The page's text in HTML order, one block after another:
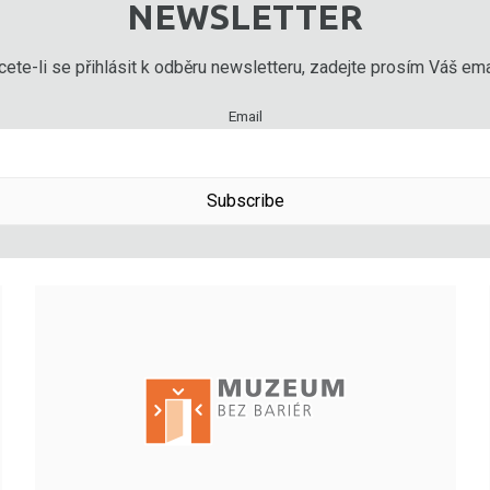
NEWSLETTER
li se přihlásit k odběru newsletteru, zadejte prosím Váš
Email
Subscribe